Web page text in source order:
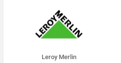
Leroy Merlin